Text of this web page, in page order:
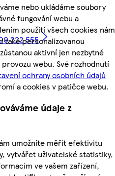
nebo ukládáme soubory
fungování webu a
použití všech cookies nám
také personalizovanou
aktivní jen nezbytné
webu. Své rozhodnutí
ochrany osobních údajů
a cookies v patičce webu.
údaje z
umožníte měřit efektivitu
vytvářet uživatelské statistiky,
ve vašem zařízení,
222 555